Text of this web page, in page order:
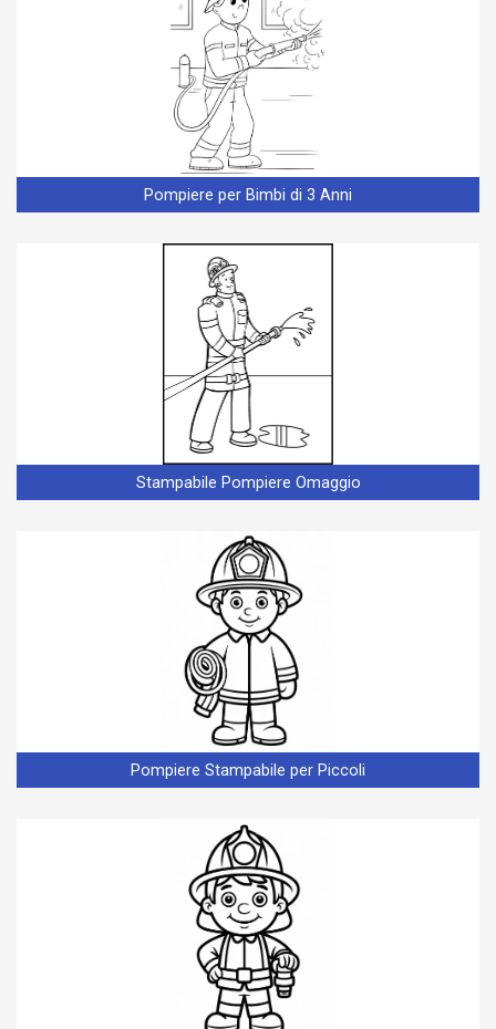
Pompiere per Bimbi di 3 Anni
Stampabile Pompiere Omaggio
Pompiere Stampabile per Piccoli